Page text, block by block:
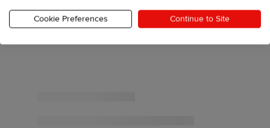
Cookie Preferences Continue to Site